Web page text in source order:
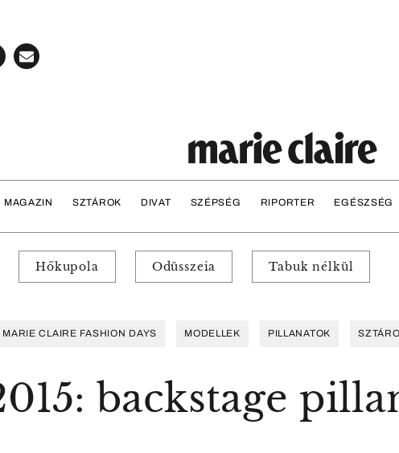
MAGAZIN SZTÁROK DIVAT SZÉPSÉG RIPORTER EGÉSZSÉG
Hőkupola Odüsszeia Tabuk nélkül
MARIE CLAIRE FASHION DAYS MODELLEK PILLANATOK
backstage